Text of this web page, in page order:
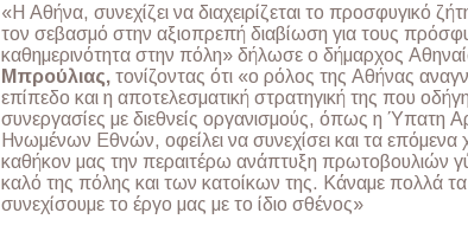
«Η Αθήνα, συνεχίζει να διαχειρίζεται το προσφυγικό
τον σεβασμό στην αξιοπρεπή διαβίωση για τους
καθημερινότητα στην πόλη» δήλωσε ο δήμαρχος
Μπρούλιας, τονίζοντας ότι «ο ρόλος της Αθήνας
επίπεδο και η αποτελεσματική στρατηγική της που
συνεργασίες με διεθνείς οργανισμούς, όπως η Ύπατη
Ηνωμένων Εθνών, οφείλει να συνεχίσει και τα
καθήκον μας την περαιτέρω ανάπτυξη πρωτοβουλιών
καλό της πόλης και των κατοίκων της. Κάναμε πολλά
συνεχίσουμε το έργο μας με το ίδιο σθένος»